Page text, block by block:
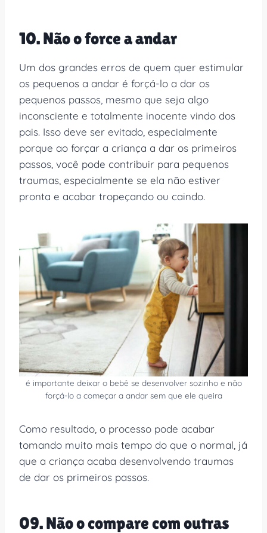
10. Não o force a andar
Um dos grandes erros de quem quer estimular
os pequenos a andar é forçá-lo a dar os
pequenos passos, mesmo que seja algo
inconsciente e totalmente inocente vindo dos
pais. Isso deve ser evitado, especialmente
porque ao forçar a criança a dar os primeiros
passos, você pode contribuir para pequenos
traumas, especialmente se ela não estiver
pronta e acabar tropeçando ou caindo.
é importante deixar o bebê se desenvolver sozinho e não
forçá-lo a começar a andar sem que ele queira
Como resultado, o processo pode acabar
tomando muito mais tempo do que o normal, já
que a criança acaba desenvolvendo traumas
de dar os primeiros passos.
09. Não o compare com outras